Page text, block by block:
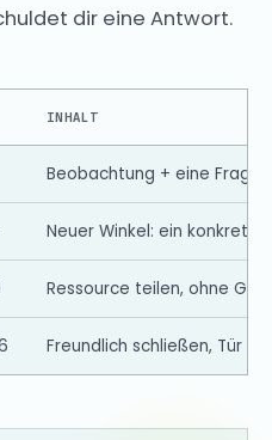
dir eine Antwort.
INHALT
Beobachtung + eine Frage,
Neuer Winkel: ein konkretes
Ressource teilen, ohne
Freundlich schließen, Tür